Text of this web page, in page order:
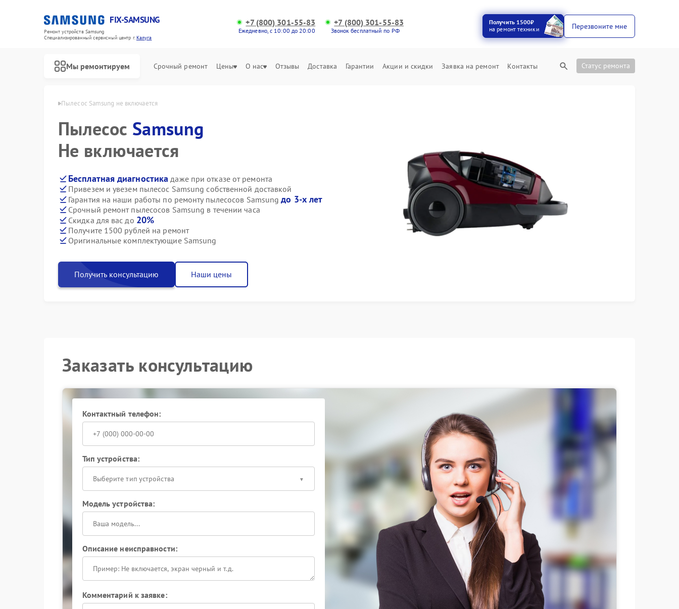
FIX-SAMSUNG
Ремонт устройств Samsung
Специализированный cервисный центр г.Калуга
+7 (800) 301-55-83
Ежедневно, с 10:00 до 20:00
+7 (800) 301-55-83
Звонок бесплатный по РФ
Получить 1500₽
на ремонт техники
Перезвоните мне
Мы ремонтируем Срочный ремонт Цены О нас Отзывы Доставка Гарантии Акции и скидки Заявка на ремонт Контакты Статус ремонта
Samsung в Калуге Пылесос Samsung не включается
Пылесос Samsung
Не включается
Бесплатная диагностика даже при отказе от ремонта
Привезем и увезем пылесос Samsung собственной доставкой
Гарантия на наши работы по ремонту пылесосов Samsungдо 3-х лет
Срочный ремонт пылесосов Samsung в течении часа
Скидка для вас до 20%
Получите 1500 рублей на ремонт
Оригинальные комплектующие Samsung
Получить консультацию Наши цены
Заказать консультацию
Контактный телефон:
Тип устройства:
Выберите тип устройства
Модель устройства:
Описание неисправности:
Комментарий к заявке: